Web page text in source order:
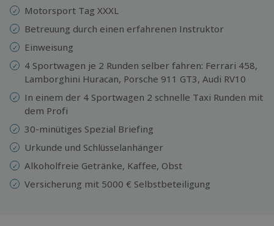
Motorsport Tag XXXL
Betreuung durch einen erfahrenen Instruktor
Einweisung
4 Sportwagen je 2 Runden selber fahren: Ferrari 458,
Lamborghini Huracan, Porsche 911 GT3, Audi RV10
In einem der 4 Sportwagen 2 schnelle Taxi Runden mit
dem Profi
30-minütiges Spezial Briefing
Urkunde und Schlüsselanhänger
Alkoholfreie Getränke, Kaffee, Obst
Versicherung mit 5000 € Selbstbeteiligung